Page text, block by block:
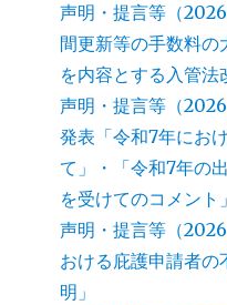
声明・提言等（
間更新等の手数料の
を内容とする入管法
声明・提言等（
発表「令和7年にお
て」・「令和7年の
を受けてのコメント」
声明・提言等（
おける庇護申請者
明」